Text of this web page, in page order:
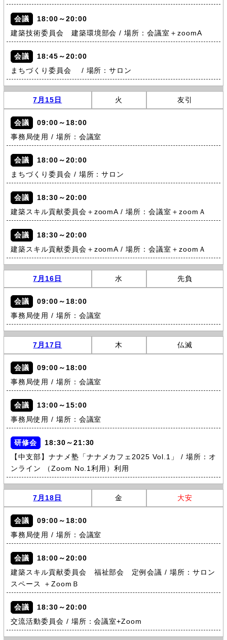
会議
18:00～20:00
建築技術委員会 建築環境部会 / 場所：会議室＋zoomA
会議
18:45～20:00
まちづくり委員会 / 場所：サロン
7月15日 火 友引
会議
09:00～18:00
事務局使用 / 場所：会議室
会議
18:00～20:00
まちづくり委員会 / 場所：サロン
会議
18:30～20:00
建築スキル貢献委員会＋zoomA / 場所：会議室＋zoomＡ
会議
18:30～20:00
建築スキル貢献委員会＋zoomA / 場所：会議室＋zoomＡ
7月16日 水 先負
会議
09:00～18:00
事務局使用 / 場所：会議室
7月17日 木 仏滅
会議
09:00～18:00
事務局使用 / 場所：会議室
会議
13:00～15:00
事務局使用 / 場所：会議室
研修会
18:30～21:30
【中支部】ナナメ塾「ナナメカフェ2025 Vol.1」 / 場所：オ
ンライン （Zoom No.1利用）利用
7月18日 金 大安
会議
09:00～18:00
事務局使用 / 場所：会議室
会議
18:00～20:00
建築スキル貢献委員会 福祉部会 定例会議 / 場所：サロン
スペース ＋ZoomＢ
会議
18:30～20:00
交流活動委員会 / 場所：会議室+Zoom